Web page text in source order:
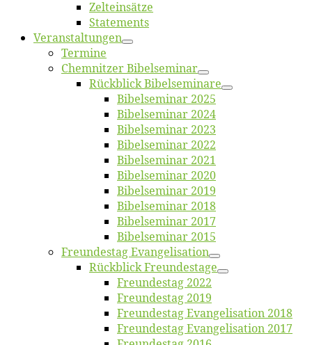
Zelt­ein­sät­ze
State­ments
Ver­an­stal­tun­gen
Ter­mi­ne
Chemnit­zer Bibelseminar
Rück­blick Bibelseminare
Bi­bel­se­mi­nar 2025
Bi­bel­se­mi­nar 2024
Bi­bel­se­mi­nar 2023
Bi­bel­se­mi­nar 2022
Bi­bel­se­mi­nar 2021
Bi­bel­se­mi­nar 2020
Bi­bel­se­mi­nar 2019
Bi­bel­se­mi­nar 2018
Bibelsemi­nar 2017
Bibelsemi­nar 2015
Freun­des­tag Evangelisation
Rück­blick Freundestage
Freun­des­tag 2022
Freun­des­tag 2019
Freun­des­tag Evan­ge­li­sa­ti­on 2018
Freun­des­tag Evan­ge­li­sa­ti­on 2017